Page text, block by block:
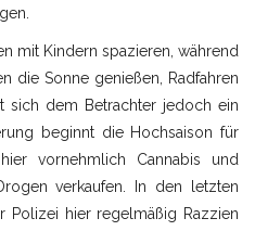
mit Kindern spazieren, während
die Sonne genießen, Radfahren
sich dem Betrachter jedoch ein
beginnt die Hochsaison für
vornehmlich Cannabis und
verkaufen. In den letzten
Polizei hier regelmäßig Razzien